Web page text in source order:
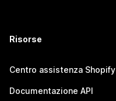
Risorse
Centro assistenza Shopify
Documentazione API